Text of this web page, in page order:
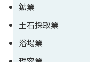
鉱業
土石採取業
浴場業